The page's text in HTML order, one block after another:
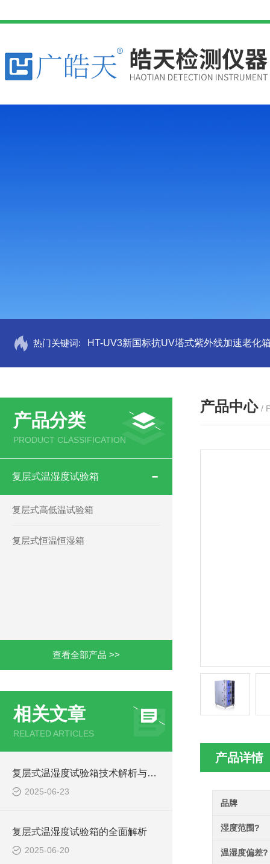
热门关键词: HT-UV3新国标抗UV塔式紫外线加速老化
产品分类
PRODUCT CLASSIFICATION
复层式温湿度试验箱
复层式高低温试验箱
复层式恒温恒湿箱
查看全部产品 >>
相关文章
RELATED ARTICLES
复层式温湿度试验箱技术解析与应用指南
2025-06-23
复层式温湿度试验箱的全面解析
2025-06-20
产品中心 /
产品详情
品牌
湿度范围?
温湿度偏差?